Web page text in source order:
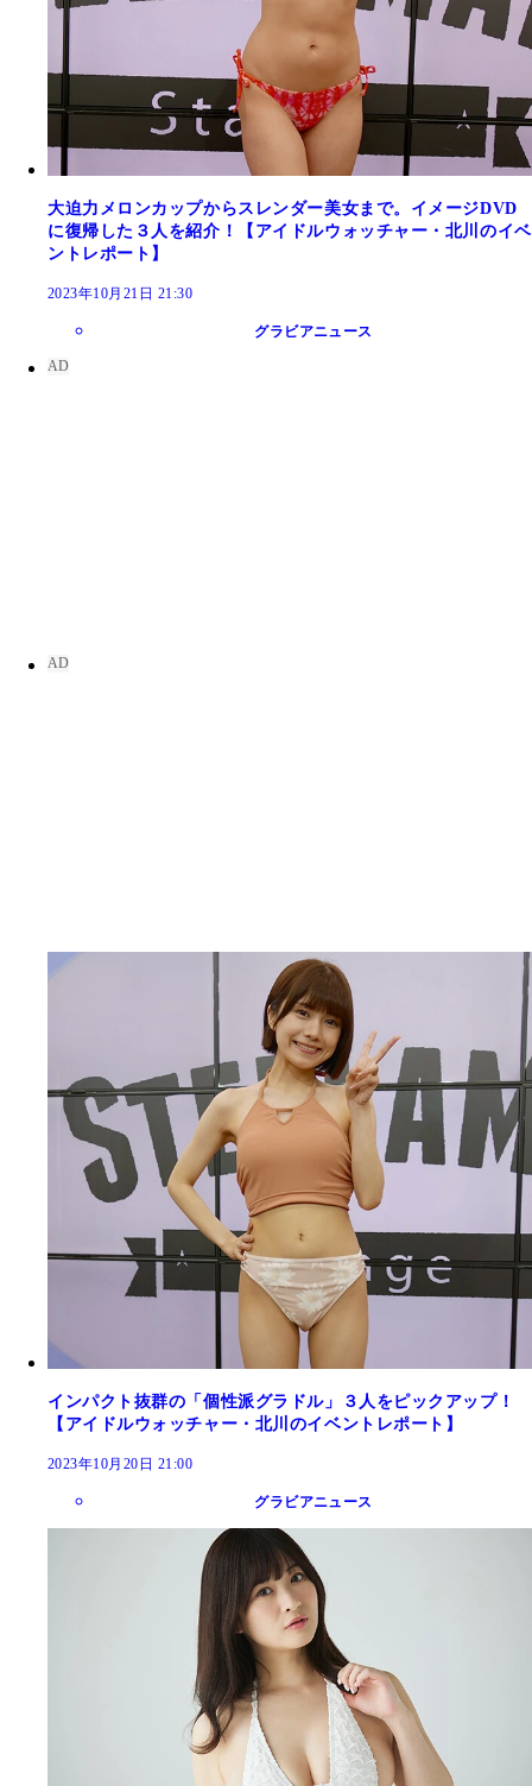
大迫力メロンカップからスレンダー美女まで。イメージDVD
に復帰した３人を紹介！【アイドルウォッチャー・北川のイベ
ントレポート】
2023年10月21日 21:30
グラビアニュース
インパクト抜群の「個性派グラドル」３人をピックアップ！
【アイドルウォッチャー・北川のイベントレポート】
2023年10月20日 21:00
グラビアニュース